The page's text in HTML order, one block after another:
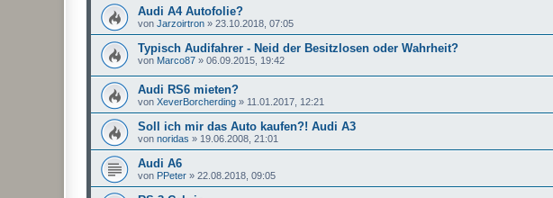
Audi A4 Autofolie?
von Jarzoirtron » 23.10.2018, 07:05
Typisch Audifahrer - Neid der Besitzlosen oder Wahrheit?
von Marco87 » 06.09.2015, 19:42
Audi RS6 mieten?
von XeverBorcherding » 11.01.2017, 12:21
Soll ich mir das Auto kaufen?! Audi A3
von noridas » 19.06.2008, 21:01
Audi A6
von PPeter » 22.08.2018, 09:05